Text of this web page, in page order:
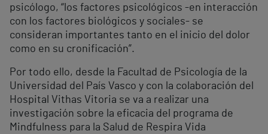
psicólogo, “los factores psicológicos -en interacción
con los factores biológicos y sociales- se
consideran importantes tanto en el inicio del dolor
como en su cronificación”.
Por todo ello, desde la Facultad de Psicología de la
Universidad del País Vasco y con la colaboración del
Hospital Vithas Vitoria se va a realizar una
investigación sobre la eficacia del programa de
Mindfulness para la Salud de Respira Vida